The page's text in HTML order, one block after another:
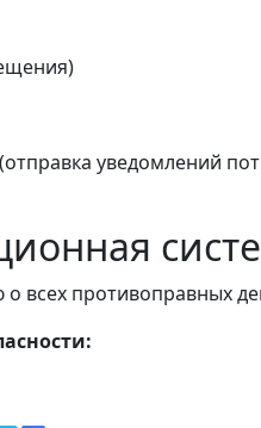
(отправка уведомлений
всех противоправных